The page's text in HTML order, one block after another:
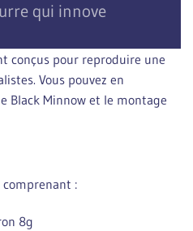
qui innove
conçus pour reproduire une
Vous pouvez en
Black Minnow et le montage
:
8g